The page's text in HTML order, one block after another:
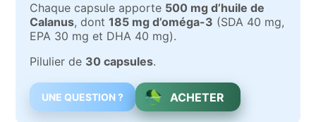
Chaque capsule apporte 500 mg d’huile de
Calanus, dont185 mg d’oméga-3 (SDA 40 mg,
EPA 30 mg et DHA 40 mg).
Pilulier de 30 capsules.
UNE QUESTION ? ACHETER